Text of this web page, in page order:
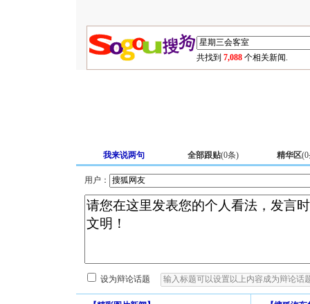
共找到 7,088 个相关新闻.
我来说两句 全部跟贴(0条) 精华区(0
用户：
设为辩论话题